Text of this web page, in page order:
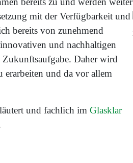
mit der Verfügbarkeit und
bereits von zunehmend
und nachhaltigen
Zukunftsaufgabe. Daher wird
erarbeiten und da vor allem
und fachlich im Glasklar